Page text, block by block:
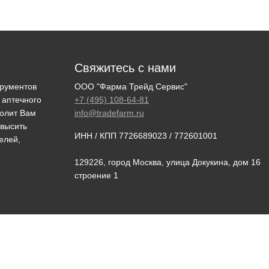
Вам
Свяжитесь с нами
ООО "Фарма Трейд Сервис"
+7 (495) 108-64-81
info@tradefarm.ru
ИНН / КПП 7726689023 / 772601001
129226, город Москва, улица Докукина, дом 16
строение 1